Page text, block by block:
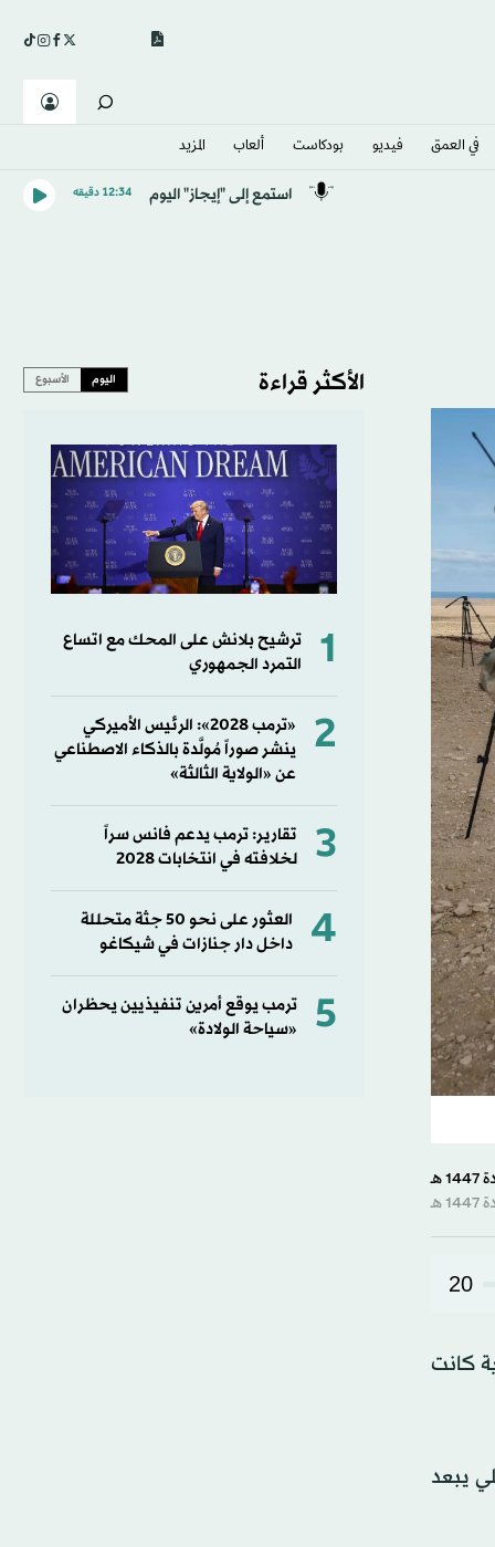
في العمق فيديو بودكاست ألعاب المزيد
استمع إلى "إيجاز" اليوم 12:34 دقيقه
20
كانت
يبعد
الأكثر قراءة اليوم الأسبوع
1
ترشيح بلانش على المحك مع اتساع
التمرد الجمهوري
2
«ترمب 2028»: الرئيس الأميركي
ينشر صوراً مُولَّدة بالذكاء الاصطناعي
عن «الولاية الثالثة»
3
تقارير: ترمب يدعم فانس سراً
لخلافته في انتخابات 2028
4
العثور على نحو 50 جثة متحللة
داخل دار جنازات في شيكاغو
5
ترمب يوقع أمرين تنفيذيين يحظران
«سياحة الولادة»